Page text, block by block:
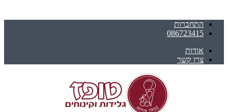
התחברות
086723415
אודות
צרו קשר